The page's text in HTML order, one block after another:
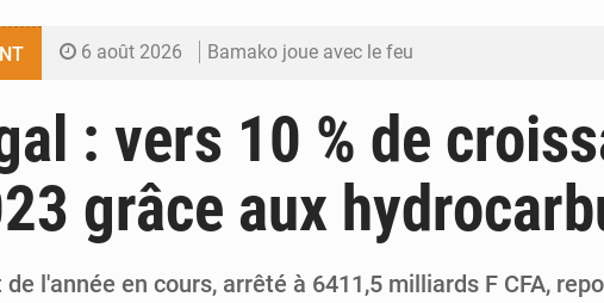
6 août 2026 Bamako joue avec le feu
6 août 2026 Dr Abdrahamane Tamboura, économiste
6 août 2026 Ports ouest-africains : la bataille du fret sahélien
: vers 10 % de
grâce aux
de l'année en cours, arrêté à 6411,5 milliards F CFA,